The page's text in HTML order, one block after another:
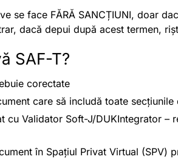
se face FĂRĂ SANCȚIUNI, doar
dacă depui după acest termen,
SAF-T?
corectate
care să includă toate
cu Validator Soft-J/DUKIntegrator
în Spațiul Privat Virtual (SPV)